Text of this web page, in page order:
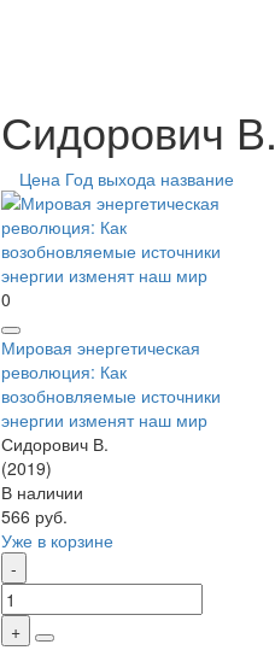
Сидорович В.
Цена Год выхода название
0
Мировая энергетическая
революция: Как
возобновляемые источники
энергии изменят наш мир
Сидорович В.
(2019)
В наличии
566 руб.
Уже в корзине